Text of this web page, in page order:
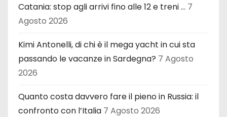
Catania: stop agli arrivi fino alle 12 e treni … 7
Agosto 2026
Kimi Antonelli, di chi è il mega yacht in cui sta
passando le vacanze in Sardegna? 7 Agosto
2026
Quanto costa davvero fare il pieno in Russia: il
confronto con l’Italia 7 Agosto 2026